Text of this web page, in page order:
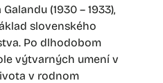
(1930 – 1933),
slovenského
Po dlhodobom
výtvarných umení v
v rodnom